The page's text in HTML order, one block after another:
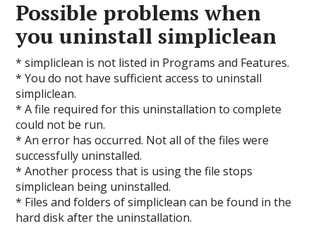
Possible problems when
you uninstall simpliclean
* simpliclean is not listed in Programs and Features.
* You do not have sufficient access to uninstall
simpliclean.
* A file required for this uninstallation to complete
could not be run.
* An error has occurred. Not all of the files were
successfully uninstalled.
* Another process that is using the file stops
simpliclean being uninstalled.
* Files and folders of simpliclean can be found in the
hard disk after the uninstallation.